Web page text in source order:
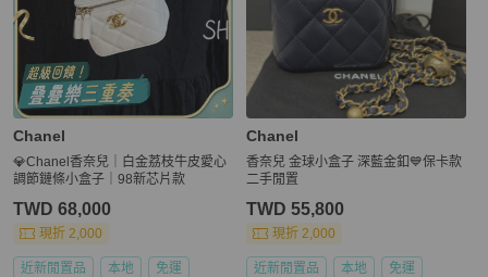
Chanel
💎Chanel香奈兒｜白金荔枝牛皮愛心
調節鏈條小盒子｜98新芯片款
TWD 68,000
現折 2,000
近新閒置品 本地 免運
Chanel
香奈兒 金球小盒子 深藍金釦💙保卡款
二手閒置
TWD 55,800
現折 2,000
近新閒置品 本地 免運